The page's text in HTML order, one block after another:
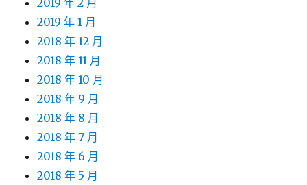
2019 年 2 月
2019 年 1 月
2018 年 12 月
2018 年 11 月
2018 年 10 月
2018 年 9 月
2018 年 8 月
2018 年 7 月
2018 年 6 月
2018 年 5 月